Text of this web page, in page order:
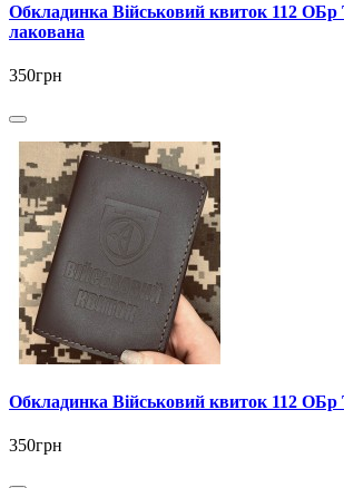
Обкладинка Військовий квиток 112
лакована
350грн
Обкладинка Військовий квиток 112
350грн